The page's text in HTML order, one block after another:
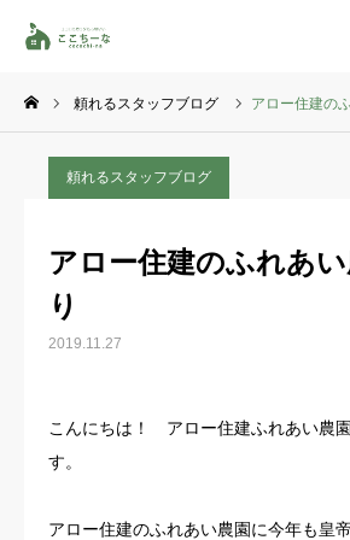
頼れるスタッフブログ アロー住建の
頼れるスタッフブログ
アロー住建のふれあ
り
2019.11.27
こんにちは！ アロー住建ふれあい農
す。
アロー住建のふれあい農園に今年も皇
お問い合わせ
LINE登録
HOME
特集コンテンツ
施工事例